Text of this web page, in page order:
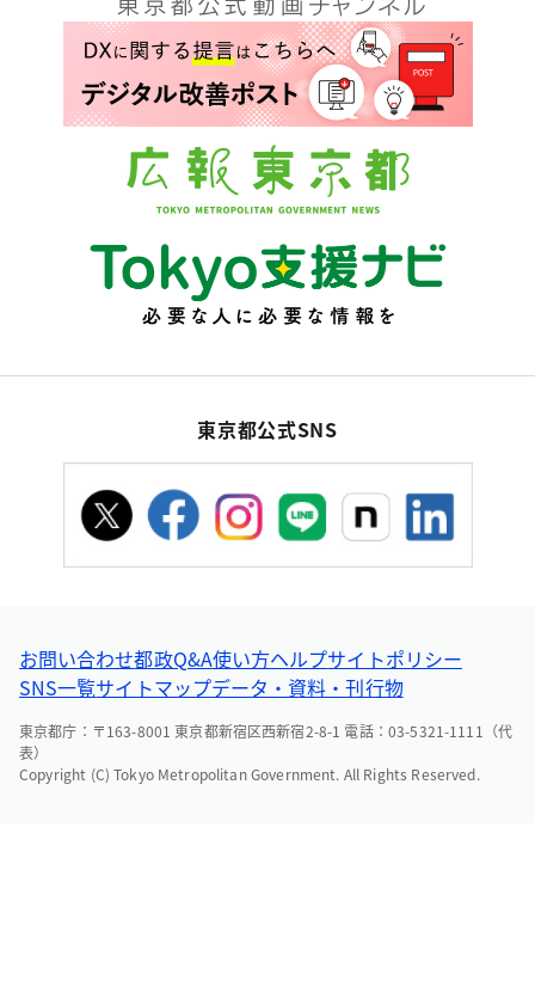
東京都公式SNS
お問い合わせ都政Q&A使い方ヘルプサイトポリシー
SNS一覧サイトマップデータ・資料・刊行物
東京都庁：〒163-8001 東京都新宿区西新宿2-8-1 電話：03-5321-1111（代
表）
Copyright (C) Tokyo Metropolitan Government. All Rights Reserved.